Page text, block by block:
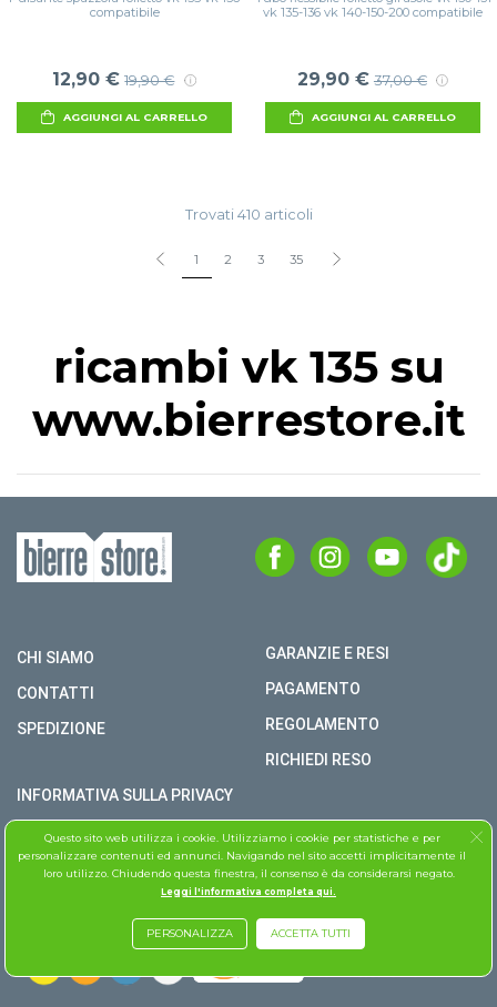
compatibile
12,90 € 19,90 €
AGGIUNGI AL CARRELLO
vk 135-136 vk 140-150-200 compatibile
29,90 € 37,00 €
AGGIUNGI AL CARRELLO
Trovati 410 articoli
1 2 3 35
ricambi vk 135 su
www.bierrestore.it
CHI SIAMO
CONTATTI
SPEDIZIONE
GARANZIE E RESI
PAGAMENTO
REGOLAMENTO
RICHIEDI RESO
INFORMATIVA SULLA PRIVACY
COPYRIGHT © BIERRE STORE S.R.L. P.I. 02979990609
TUTTI I DIRITTI RISERVATI
ASSISTENZA FOLLETTO
Questo sito web utilizza i cookie. Utilizziamo i cookie per statistiche e per
personalizzare contenuti ed annunci. Navigando nel sito accetti implicitamente il
loro utilizzo. Chiudendo questa finestra, il consenso è da considerarsi negato.
Leggi l'informativa completa qui.
PERSONALIZZA ACCETTA TUTTI